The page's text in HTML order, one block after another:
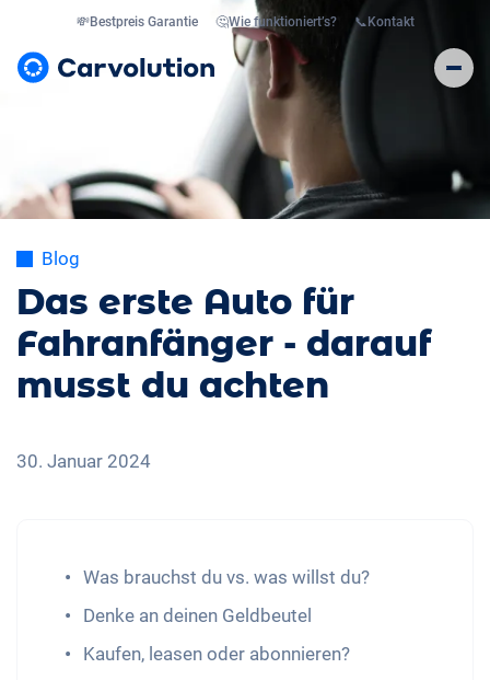
💸Bestpreis Garantie 🤔Wie funktioniert’s? 📞 Kontakt
Blog
Das erste Auto für
Fahranfänger - darauf
musst du achten
30. Januar 2024
Was brauchst du vs. was willst du?
Denke an deinen Geldbeutel
Kaufen, leasen oder abonnieren?